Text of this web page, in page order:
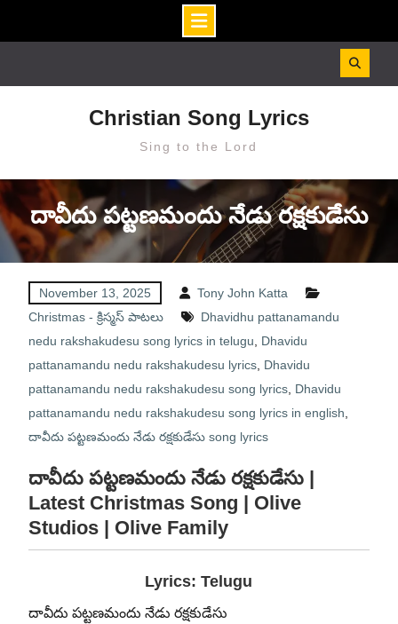
Christian Song Lyrics
Sing to the Lord
దావీదు పట్టణమందు నేడు రక్షకుడేసు
November 13, 2025
Tony John Katta
Christmas - క్రిస్మస్ పాటలు
Dhavidhu pattanamandu
nedu rakshakudesu song lyrics in telugu
Dhavidu
pattanamandu nedu rakshakudesu lyrics, Dhavidu
pattanamandu nedu rakshakudesu song lyrics, Dhavidu
pattanamandu nedu rakshakudesu song lyrics in english
దావీదు పట్టణమందు నేడు రక్షకుడేసు song lyrics
దావీదు పట్టణమందు నేడు రక్షకుడేసు |
Latest Christmas Song | Olive
Studios | Olive Family
Lyrics: Telugu
దావీదు పట్టణమందు నేడు రక్షకుడేసు